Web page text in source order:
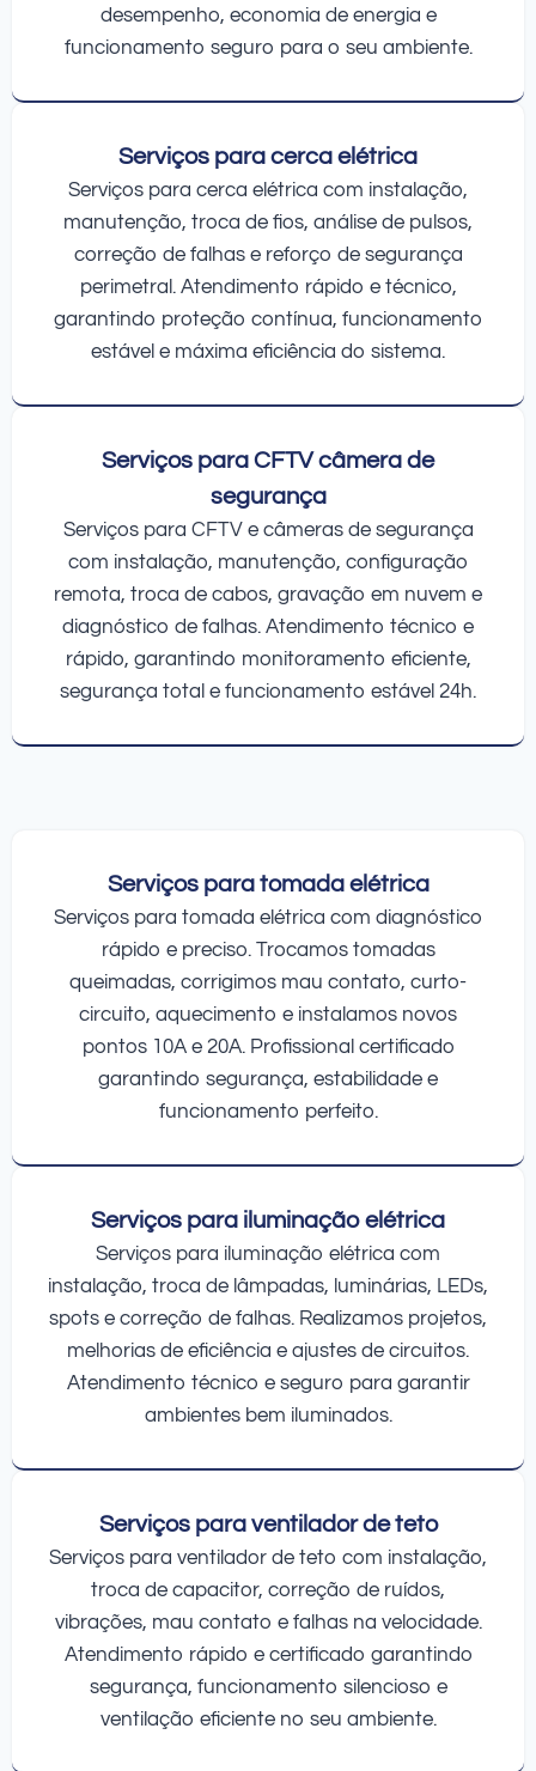
desempenho, economia de energia e
funcionamento seguro para o seu ambiente.
Serviços para cerca elétrica
Serviços para cerca elétrica com instalação,
manutenção, troca de fios, análise de pulsos,
correção de falhas e reforço de segurança
perimetral. Atendimento rápido e técnico,
garantindo proteção contínua, funcionamento
estável e máxima eficiência do sistema.
Serviços para CFTV câmera de
segurança
Serviços para CFTV e câmeras de segurança
com instalação, manutenção, configuração
remota, troca de cabos, gravação em nuvem e
diagnóstico de falhas. Atendimento técnico e
rápido, garantindo monitoramento eficiente,
segurança total e funcionamento estável 24h.
Serviços para tomada elétrica
Serviços para tomada elétrica com diagnóstico
rápido e preciso. Trocamos tomadas
queimadas, corrigimos mau contato, curto-
circuito, aquecimento e instalamos novos
pontos 10A e 20A. Profissional certificado
garantindo segurança, estabilidade e
funcionamento perfeito.
Serviços para iluminação elétrica
Serviços para iluminação elétrica com
instalação, troca de lâmpadas, luminárias, LEDs,
spots e correção de falhas. Realizamos projetos,
melhorias de eficiência e ajustes de circuitos.
Atendimento técnico e seguro para garantir
ambientes bem iluminados.
Serviços para ventilador de teto
Serviços para ventilador de teto com instalação,
troca de capacitor, correção de ruídos,
vibrações, mau contato e falhas na velocidade.
Atendimento rápido e certificado garantindo
segurança, funcionamento silencioso e
ventilação eficiente no seu ambiente.